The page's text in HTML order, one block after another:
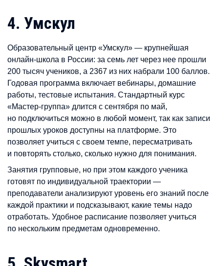
4. Умскул
Образовательный центр «Умскул» — крупнейшая
онлайн-школа в России: за семь лет через нее прошли
200 тысяч учеников, а 2367 из них набрали 100 баллов.
Годовая программа включает вебинары, домашние
работы, тестовые испытания. Стандартный курс
«Мастер-группа» длится с сентября по май,
но подключиться можно в любой момент, так как записи
прошлых уроков доступны на платформе. Это
позволяет учиться с своем темпе, пересматривать
и повторять столько, сколько нужно для понимания.
Занятия групповые, но при этом каждого ученика
готовят по индивидуальной траектории —
преподаватели анализируют уровень его знаний после
каждой практики и подсказывают, какие темы надо
отработать. Удобное расписание позволяет учиться
по нескольким предметам одновременно.